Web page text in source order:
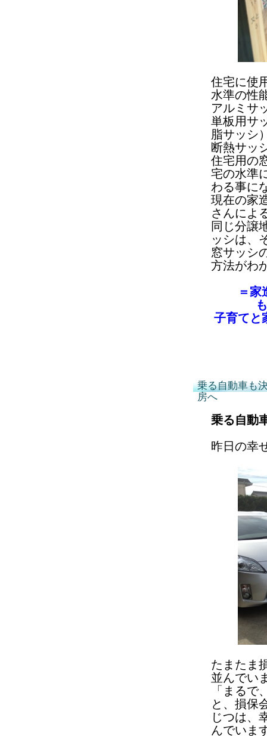
住宅に使
水準の性
アルミサ
単板用サ
脂サッシ
断熱サッ
住宅用の
宅の水準
わる事に
現在の家
さんによ
同じ分譲
ッシは、
窓サッシ
方法がわ
＝家
子育てと
乗る自動車も
房へ
乗る自動
昨日の幸
たまたま
並んでい
「まる
と、損保
じつは、
んでいま